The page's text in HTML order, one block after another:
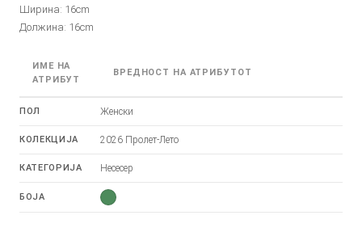
Ширина: 16cm
Должина: 16cm
ИМЕ НА
АТРИБУТ
ВРЕДНОСТ НА АТРИБУТОТ
ПОЛ Женски
КОЛЕКЦИЈА 2026 Пролет-Лето
КАТЕГОРИЈА Несесер
БОЈА